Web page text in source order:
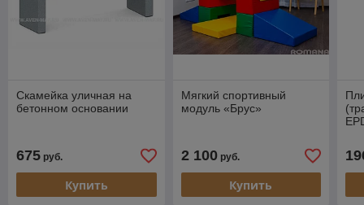
Скамейка уличная на
бетонном основании
675 руб.
Купить
Мягкий спортивный
модуль «Брус»
2 100руб.
Купить